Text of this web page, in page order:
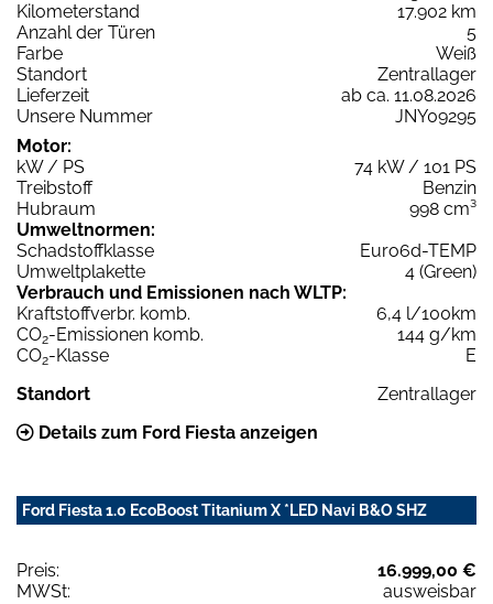
Kilometerstand
17.902 km
Anzahl der Türen
5
Farbe
Weiß
Standort
Zentrallager
Lieferzeit
ab ca. 11.08.2026
Unsere Nummer
JNY09295
Motor:
kW / PS
74 kW / 101 PS
Treibstoff
Benzin
Hubraum
998 cm³
Umweltnormen:
Schadstoffklasse
Euro6d-TEMP
Umweltplakette
4 (Green)
Verbrauch und Emissionen nach WLTP:
Kraftstoffverbr. komb.
6,4 l/100km
CO2-Emissionen komb.
144 g/km
CO2-Klasse
E
Standort
Zentrallager
Details zum Ford Fiesta anzeigen
Ford Fiesta 1.0 EcoBoost Titanium X *LED Navi B&O SHZ
Preis:
16.999,00 €
MWSt:
ausweisbar